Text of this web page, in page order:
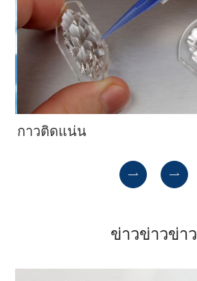
กาวติดแน่น
 
ข่าวข่าวข่าว